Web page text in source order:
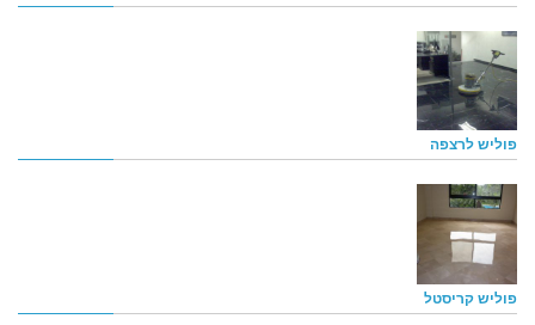
פוליש לרצפה
פוליש קריסטל